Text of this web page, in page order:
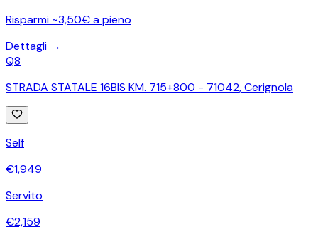
Risparmi ~3,50€ a pieno
Dettagli →
Q8
STRADA STATALE 16BIS KM. 715+800 - 71042,Cerignola
Self
€1,949
Servito
€2,159